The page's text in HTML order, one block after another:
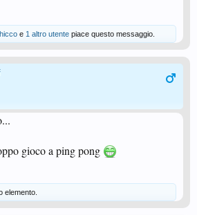
e 1 altro utente piace questo messaggio.
gioco a ping pong
elemento.